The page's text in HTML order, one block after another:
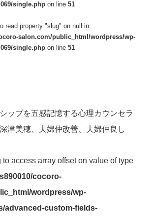
single.php on line51
read property "slug" on null in
salon.com/public_html/wordpress/wp-
single.php on line51
ップを五感記憶する心理カウンセラ
美穂、夫婦仲改善、夫婦仲良し
to access array offset on value of type
cocoro-
wordpress/wp-
advanced-custom-fields-